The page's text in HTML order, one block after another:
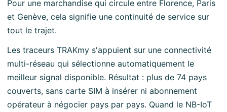
Pour une marchandise qui circule entre Florence, Paris
et Genève, cela signifie une continuité de service sur
tout le trajet.
Les traceurs TRAKmy s'appuient sur une connectivité
multi-réseau qui sélectionne automatiquement le
meilleur signal disponible. Résultat : plus de 74 pays
couverts, sans carte SIM à insérer ni abonnement
opérateur à négocier pays par pays. Quand le NB-IoT